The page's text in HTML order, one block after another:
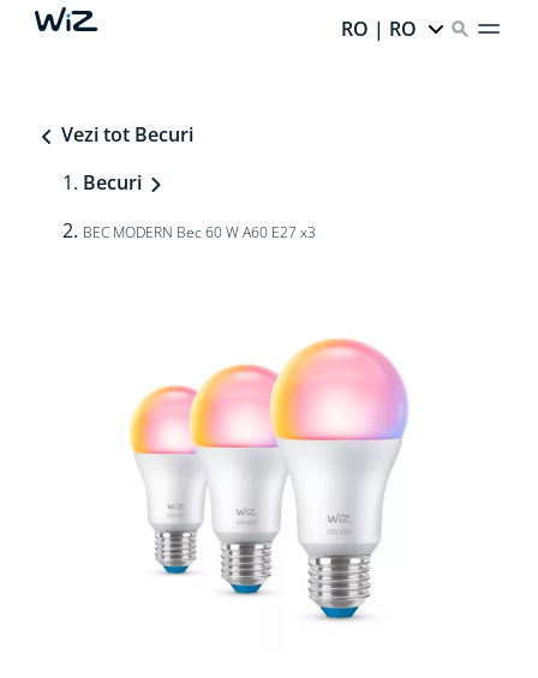
RO | RO
Vezi tot Becuri
Becuri
BEC MODERN Bec 60 W A60 E27 x3